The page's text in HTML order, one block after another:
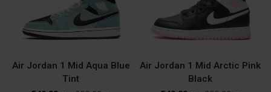
Air Jordan 1 Mid Arctic Pink
Black
Air Jordan 1 Mid Aqua Blue
Tint